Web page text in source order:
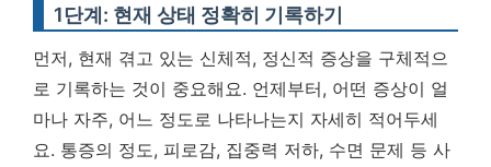
1단계: 현재 상태 정확히 기록하기
먼저, 현재 겪고 있는 신체적, 정신적 증상을 구체적으
로 기록하는 것이 중요해요. 언제부터, 어떤 증상이 얼
마나 자주, 어느 정도로 나타나는지 자세히 적어두세
요. 통증의 정도, 피로감, 집중력 저하, 수면 문제 등 사